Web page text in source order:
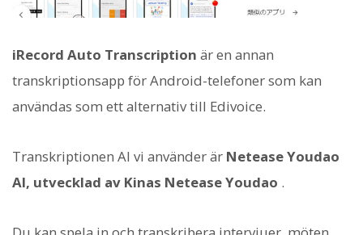
iRecord Auto Transcription är en annan
transkriptionsapp för Android-telefoner som kan
användas som ett alternativ till Edivoice.
Transkriptionen AI vi använder är Netease Youdao
AI, utvecklad av Kinas Netease Youdao .